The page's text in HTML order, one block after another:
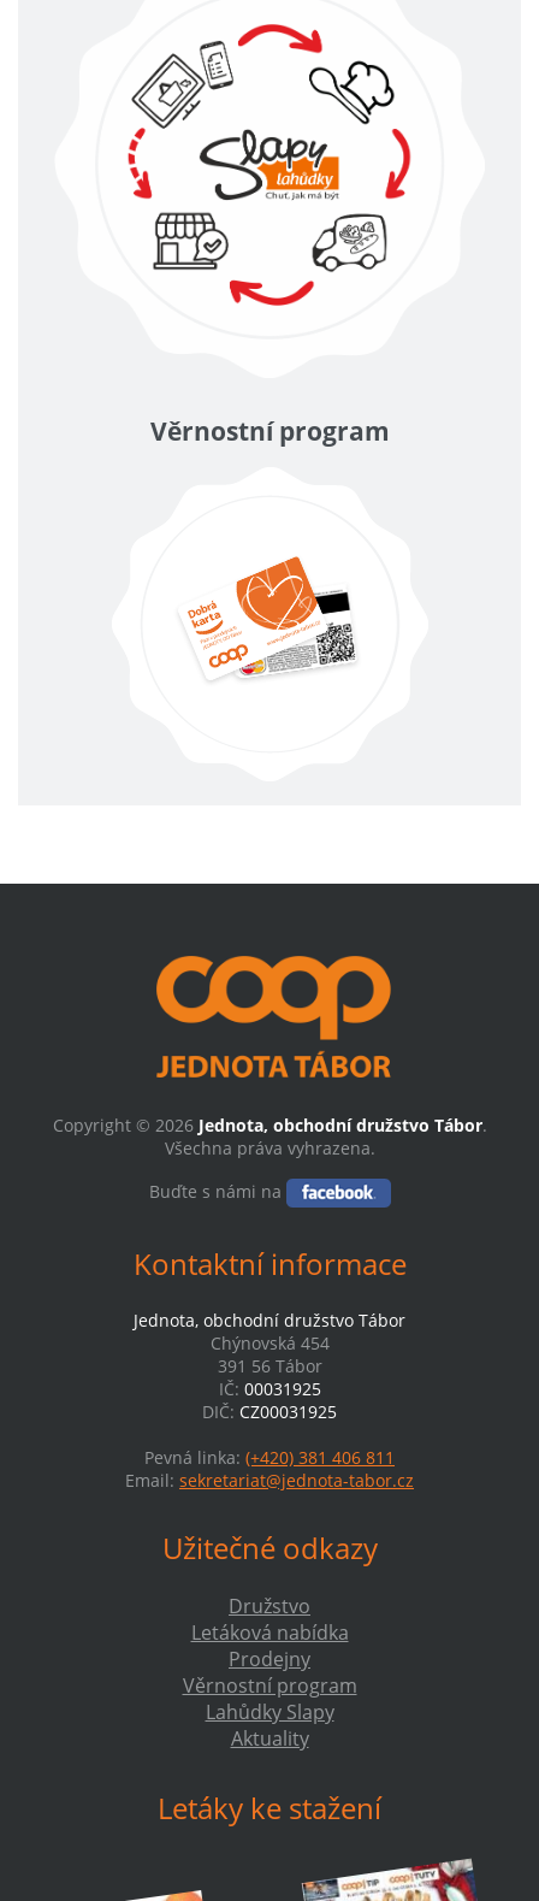
Věrnostní program
Copyright © 2026 Jednota, obchodní družstvo Tábor.
Všechna práva vyhrazena.
Buďte s námi na
Kontaktní informace
Jednota, obchodní družstvo Tábor
Chýnovská 454
391 56 Tábor
IČ: 00031925
DIČ: CZ00031925
Pevná linka: (+420) 381 406 811
Email: sekretariat@jednota-tabor.cz
Užitečné odkazy
Družstvo
Letáková nabídka
Prodejny
Věrnostní program
Lahůdky Slapy
Aktuality
Letáky ke stažení